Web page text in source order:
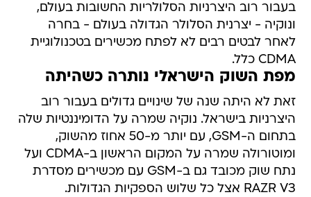
בעבור רוב היצרניות הסלולריות החשובות בעולם,
ונוקיה - יצרנית הסלולר הגדולה בעולם - בחרה
לאחר לבטים רבים לא לפתח מכשירים בטכנולוגיית
CDMA כלל.
מפת השוק הישראלי נותרה כשהיתה
זאת לא היתה שנה של שינויים גדולים בעבור רוב
היצרניות בישראל. נוקיה שמרה על הדומיננטיות שלה
בתחום ה-GSM, עם יותר מ-50 אחוז מהשוק,
ומוטורולה שמרה על המקום הראשון ב-CDMA ועל
נתח שוק מכובד גם ב-GSM עם מכשירים מסדרת
RAZR V3 אצל כל שלוש הספקיות הגדולות.